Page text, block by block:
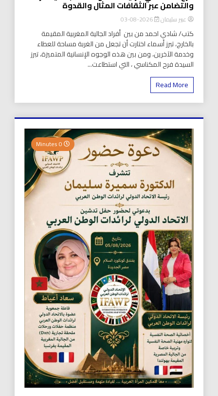
والتضامن عبر الثقافات المثال والقدوة
عبير سليمان 2026-08-03
كتب/ شادي احمد من بين أفراد الجالية المغربية المقيمة
بالخارج، تبرز أسماء اختارت أن تجعل من الغربة مساحة للعطاء
وخدمة الآخرين، ومن بين هذه الوجوه الإنسانية المتميزة، تبرز
السيدة فرح المكناسي ، التي استطاعت...
Read More